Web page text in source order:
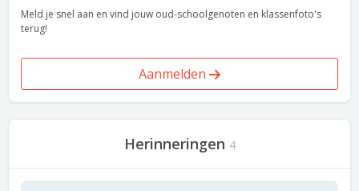
Meld je snel aan en vind jouw oud-schoolgenoten en klassenfoto's
terug!
Aanmelden
Herinneringen 4